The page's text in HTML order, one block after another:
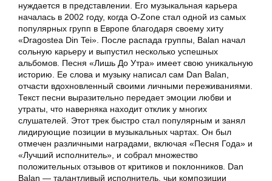
нуждается в представлении. Его музыкальная карьера
началась в 2002 году, когда O-Zone стал одной из самых
популярных групп в Европе благодаря своему хиту
«Dragostea Din Tei». После распада группы, Balan начал
сольную карьеру и выпустил несколько успешных
альбомов. Песня «Лишь До Утра» имеет свою уникальную
историю. Ее слова и музыку написал сам Dan Balan,
отчасти вдохновленный своими личными переживаниями.
Текст песни выразительно передает эмоции любви и
утраты, что наверняка находит отклик у многих
слушателей. Этот трек быстро стал популярным и занял
лидирующие позиции в музыкальных чартах. Он был
отмечен различными наградами, включая «Песня Года» и
«Лучший исполнитель», и собрал множество
положительных отзывов от критиков и поклонников. Dan
Balan — талантливый исполнитель, чьи композиции